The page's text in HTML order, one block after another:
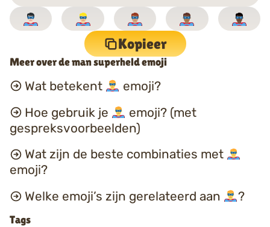
Kopieer
Meer over de man superheld emoji
Wat betekent
emoji?
Hoe gebruik je
emoji? (met
gespreksvoorbeelden)
Wat zijn de beste combinaties met
emoji?
Welke emoji’s zijn gerelateerd aan
?
Tags